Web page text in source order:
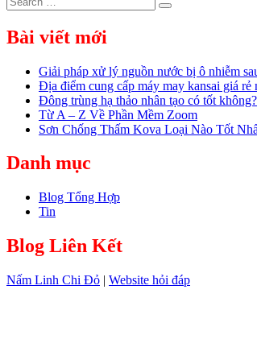
for:
Search
Bài viết mới
Giải pháp xử lý nguồn nước bị ô nhiễm
Địa điểm cung cấp máy may kansai giá rẻ
Đông trùng hạ thảo nhân tạo có tốt
Từ A – Z Về Phần Mềm Zoom
Sơn Chống Thấm Kova Loại Nào Tốt
Danh mục
Blog Tổng Hợp
Tin
Blog Liên Kết
Nấm Linh Chi Đỏ | Website hỏi đáp